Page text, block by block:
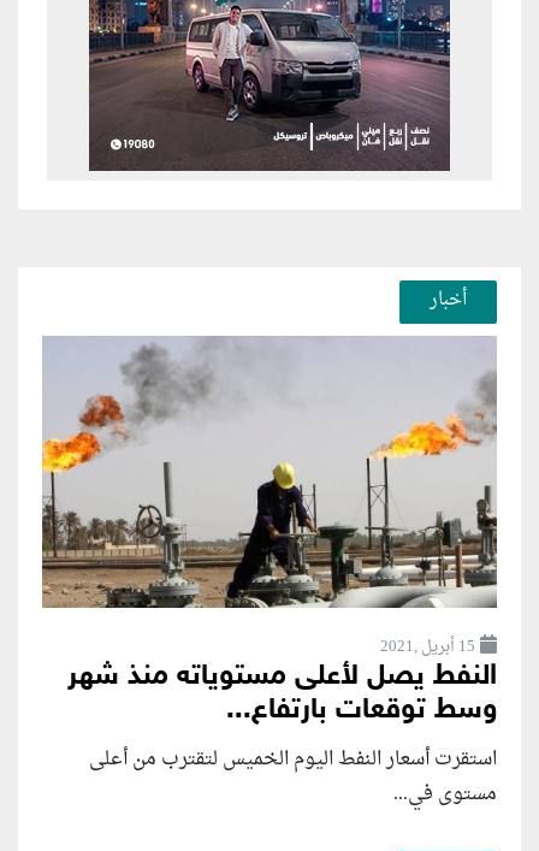
أخبار
15 أبريل ,2021
النفط يصل لأعلى مستوياته منذ شهر
وسط توقعات بارتفاع...
استقرت أسعار النفط اليوم الخميس لتقترب من أعلى
مستوى في...